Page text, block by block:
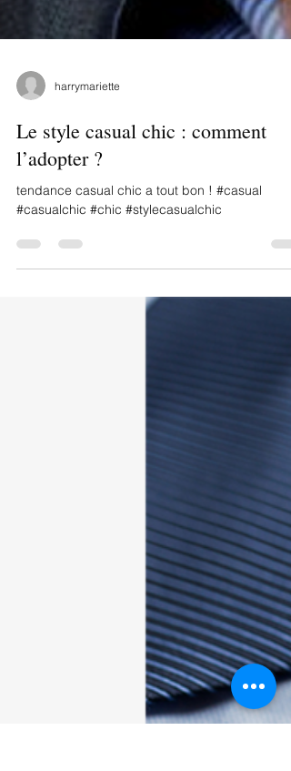
harrymariette
Le style casual chic : comment
l’adopter ?
tendance casual chic a tout bon ! #casual